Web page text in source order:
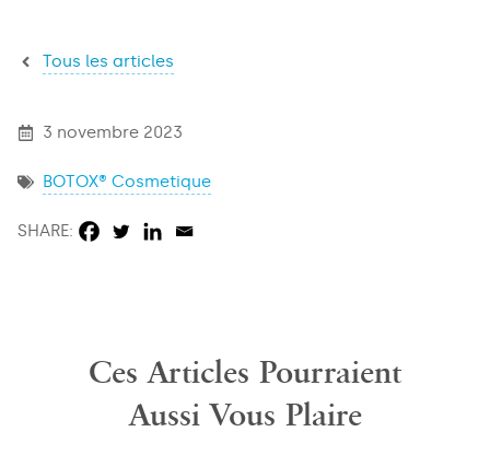
Tous les articles
3 novembre 2023
BOTOX® Cosmetique
SHARE:
Ces Articles Pourraient
Aussi Vous Plaire